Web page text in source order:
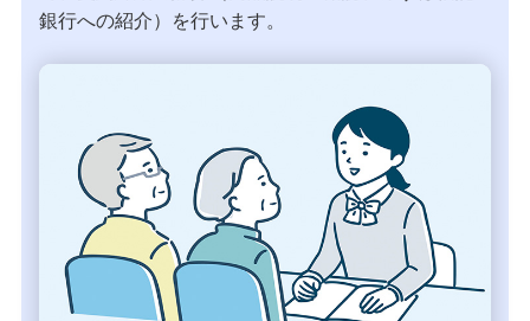
銀行への紹介）を行います。